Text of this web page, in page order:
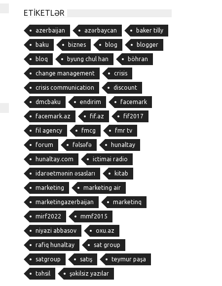
ETIKETLƏR
azerbaijan azərbaycan baker tilly
baku biznes blog blogger
bloq byung chul han böhran
change management crisis
crisis communication discount
dmcbaku endirim facemark
facemark.az fif.az fif2017
fil agency fmcg fmr tv
forum fəlsəfə hunaltay
hunaltay.com ictimai radio
idarəetmənin əsasları kitab
marketing marketing air
marketingazerbaijan marketinq
mirf2022 mmf2015
niyazi abbasov oxu.az
rafiq hunaltay sat group
satgroup satış teymur paşa
təhsil şəkilsiz yazılar